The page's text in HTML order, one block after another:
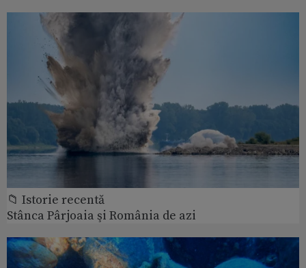
📁 Istorie recentă
Stânca Pârjoaia şi România de azi